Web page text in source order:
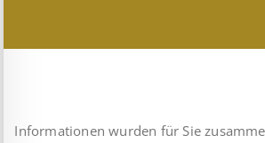
Informationen wurden für Sie